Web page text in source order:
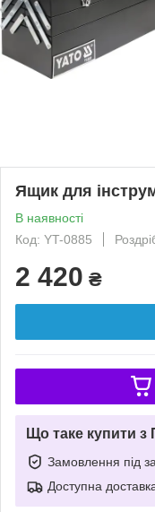
Ящик для
В наявності
Код: YT-0885
2 420 ₴
Що таке купити з
Замовлення під
Доступна